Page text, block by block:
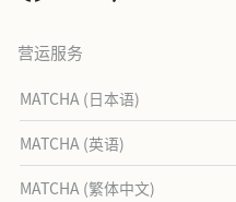
营运服务
MATCHA (日本语)
MATCHA (英语)
MATCHA (繁体中文)